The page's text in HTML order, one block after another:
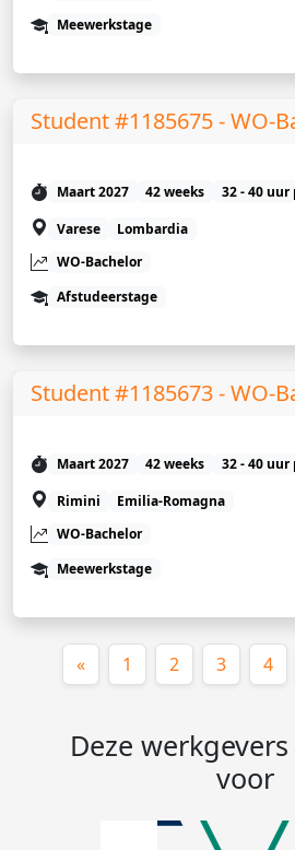
Meewerkstage
Student #1185675 - WO-
Maart 2027 42 weeks
32 - 40 uur
Varese
Lombardia
WO-Bachelor
Afstudeerstage
Student #1185673 - WO-
Maart 2027 42 weeks
32 - 40 uur
Rimini
Emilia-Romagna
WO-Bachelor
Meewerkstage
« 1 2 3 4
Deze
voor